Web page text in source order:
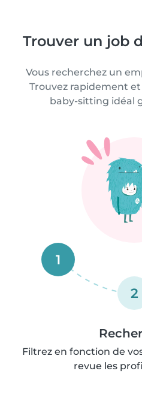
Trouver un job
Vous recherchez un
Trouvez rapidement
baby-sitting idéal
1
2
Filtrez en fonction de
revue les